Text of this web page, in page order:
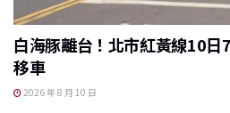
白海豚離台！北市紅黃線10
移車
2026 年 8 月 10 日